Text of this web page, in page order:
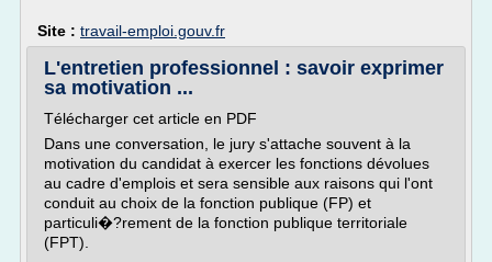
Site : travail-emploi.gouv.fr
L'entretien professionnel : savoir exprimer
sa motivation ...
Télécharger cet article en PDF
Dans une conversation, le jury s'attache souvent à la
motivation du candidat à exercer les fonctions dévolues
au cadre d'emplois et sera sensible aux raisons qui l'ont
conduit au choix de la fonction publique (FP) et
particuli�?rement de la fonction publique territoriale
(FPT).